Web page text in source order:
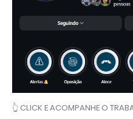
👆 CLICK E ACOMPANHE O